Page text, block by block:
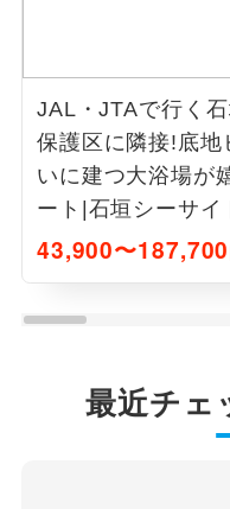
JAL・JTAで行く
保護区に隣接!底地
いに建つ大浴場が
ート|石垣シーサイ
2泊3日
43,900〜187,700
最近チェ